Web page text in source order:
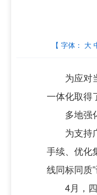
【 字体： 大
为应对
一体化取得
多地强
为支持
手续、优化
线同标同质
4月，